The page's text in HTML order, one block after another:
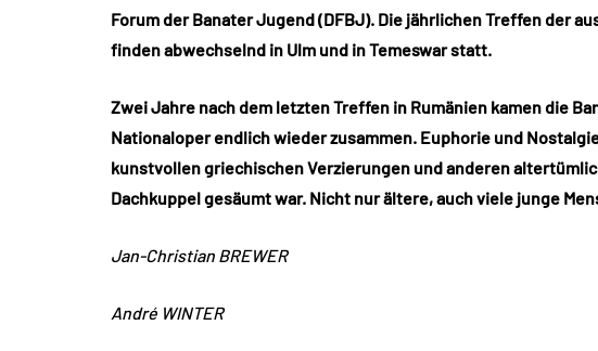
Forum der Banater Jugend (DFBJ). Die jährlichen Treffen der
finden abwechselnd in Ulm und in Temeswar statt.
Zwei Jahre nach dem letzten Treffen in Rumänien kamen die
Nationaloper endlich wieder zusammen. Euphorie und
kunstvollen griechischen Verzierungen und anderen
Dachkuppel gesäumt war. Nicht nur ältere, auch viele junge
Jan-Christian BREWER
André WINTER